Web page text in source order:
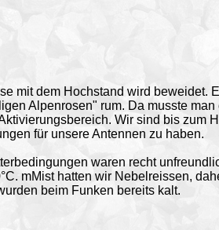
mit dem Hochstand wird beweidet.
Alpenrosen" rum. Da musste
Wir sind bis zum
für unsere Antennen zu haben.
waren recht
mMist hatten wir Nebelreissen,
beim Funken bereits kalt.